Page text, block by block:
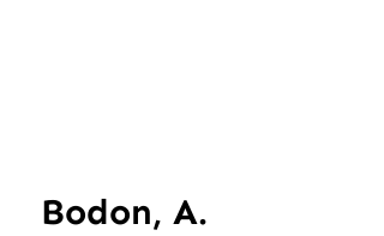
Bodon, A.